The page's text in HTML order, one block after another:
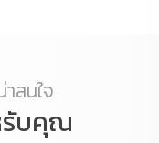
สนใจ
รับคุณ